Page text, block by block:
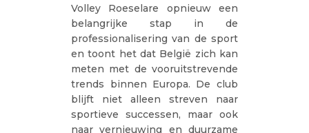
Volley Roeselare opnieuw een
belangrijke stap in de
professionalisering van de sport
en toont het dat België zich kan
meten met de vooruitstrevende
trends binnen Europa. De club
blijft niet alleen streven naar
sportieve successen, maar ook
naar vernieuwing en duurzame